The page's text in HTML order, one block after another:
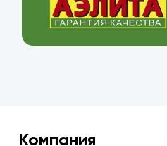
Компания